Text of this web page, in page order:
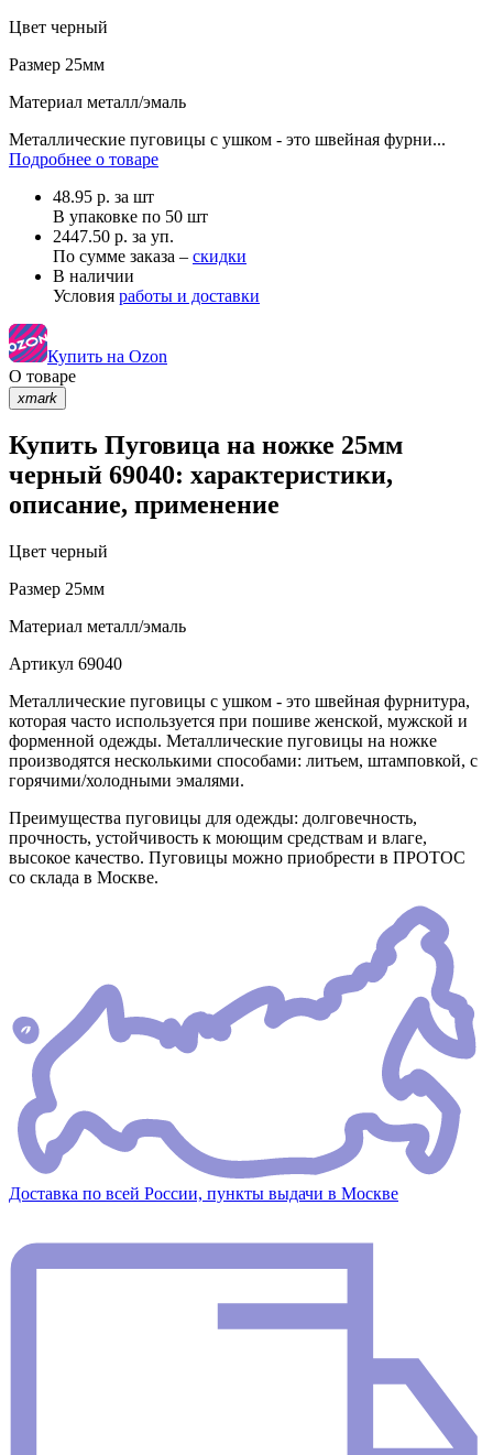
Цвет черный
Размер 25мм
Материал металл/эмаль
Металлические пуговицы с ушком - это швейная фурни...
Подробнее о товаре
48.95 р. за шт
В упаковке по 50 шт
2447.50 р. за уп.
По сумме заказа – скидки
В наличии
Условия работы и доставки
Купить на Ozon
О товаре
xmark
Купить Пуговица на ножке 25мм
черный 69040: характеристики,
описание, применение
Цвет черный
Размер 25мм
Материал металл/эмаль
Артикул 69040
Металлические пуговицы с ушком - это швейная фурнитура,
которая часто используется при пошиве женской, мужской и
форменной одежды. Металлические пуговицы на ножке
производятся несколькими способами: литьем, штамповкой, с
горячими/холодными эмалями.
Преимущества пуговицы для одежды: долговечность,
прочность, устойчивость к моющим средствам и влаге,
высокое качество. Пуговицы можно приобрести в ПРОТОС
со склада в Москве.
Доставка по всей России, пункты выдачи в Москве